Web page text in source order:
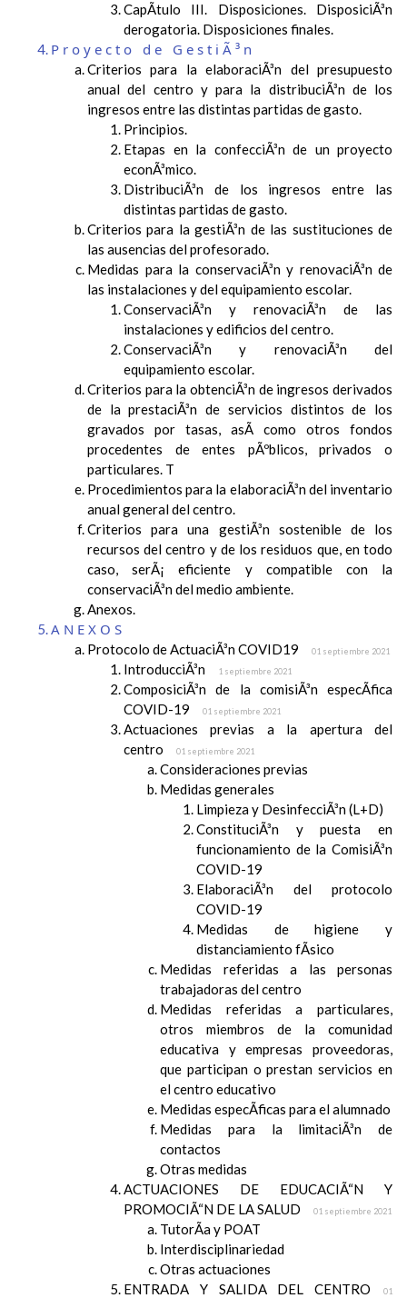
CapÃ­tulo III. Disposiciones. DisposiciÃ³n
derogatoria. Disposiciones finales.
Proyecto de GestiÃ³n
Criterios para la elaboraciÃ³n del presupuesto
anual del centro y para la distribuciÃ³n de los
ingresos entre las distintas partidas de gasto.
Principios.
Etapas en la confecciÃ³n de un proyecto
econÃ³mico.
DistribuciÃ³n de los ingresos entre las
distintas partidas de gasto.
Criterios para la gestiÃ³n de las sustituciones de
las ausencias del profesorado.
Medidas para la conservaciÃ³n y renovaciÃ³n de
las instalaciones y del equipamiento escolar.
ConservaciÃ³n y renovaciÃ³n de las
instalaciones y edificios del centro.
ConservaciÃ³n y renovaciÃ³n del
equipamiento escolar.
Criterios para la obtenciÃ³n de ingresos derivados
de la prestaciÃ³n de servicios distintos de los
gravados por tasas, asÃ­ como otros fondos
procedentes de entes pÃºblicos, privados o
particulares. T
Procedimientos para la elaboraciÃ³n del inventario
anual general del centro.
Criterios para una gestiÃ³n sostenible de los
recursos del centro y de los residuos que, en todo
caso, serÃ¡ eficiente y compatible con la
conservaciÃ³n del medio ambiente.
Anexos.
ANEXOS
Protocolo de ActuaciÃ³n COVID19 01 septiembre 2021
IntroducciÃ³n 1 septiembre 2021
ComposiciÃ³n de la comisiÃ³n especÃ­fica
COVID-19
01 septiembre 2021
Actuaciones previas a la apertura del
centro
01 septiembre 2021
Consideraciones previas
Medidas generales
Limpieza y DesinfecciÃ³n (L+D)
ConstituciÃ³n y puesta en
funcionamiento de la ComisiÃ³n
COVID-19
ElaboraciÃ³n del protocolo
COVID-19
Medidas de higiene y
distanciamiento fÃ­sico
Medidas referidas a las personas
trabajadoras del centro
Medidas referidas a particulares,
otros miembros de la comunidad
educativa y empresas proveedoras,
que participan o prestan servicios en
el centro educativo
Medidas especÃ­ficas para el alumnado
Medidas para la limitaciÃ³n de
contactos
Otras medidas
ACTUACIONES DE EDUCACIÃ“N Y
PROMOCIÃ“N DE LA SALUD
01 septiembre 2021
TutorÃ­a y POAT
Interdisciplinariedad
Otras actuaciones
ENTRADA Y SALIDA DEL CENTRO
01